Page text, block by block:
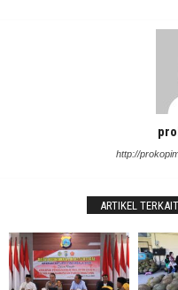
http://
ARTIKEL TERKAIT